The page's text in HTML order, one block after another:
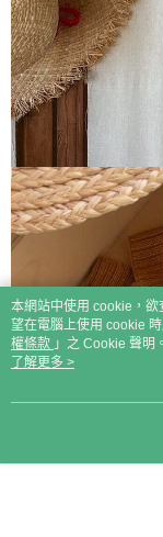
本網站中使用 cookie，
望在電腦上使用 cookie
權條款 」之 Cookie 聲明
用條款之 Cookie 聲明使
了解更多 >